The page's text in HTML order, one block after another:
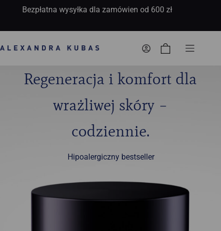
Bezpłatna wysyłka dla zamówien od 600 zł
Koszyk
Regeneracja i komfort dla
wrażliwej skóry –
codziennie.
Hipoalergiczny bestseller